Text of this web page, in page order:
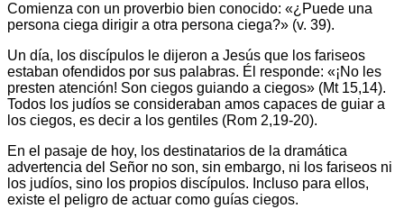
Comienza con un proverbio bien conocido: «¿Puede una
persona ciega dirigir a otra persona ciega?» (v. 39).
Un día, los discípulos le dijeron a Jesús que los fariseos
estaban ofendidos por sus palabras. Él responde: «¡No les
presten atención! Son ciegos guiando a ciegos» (Mt 15,14).
Todos los judíos se consideraban amos capaces de guiar a
los ciegos, es decir a los gentiles (Rom 2,19-20).
En el pasaje de hoy, los destinatarios de la dramática
advertencia del Señor no son, sin embargo, ni los fariseos ni
los judíos, sino los propios discípulos. Incluso para ellos,
existe el peligro de actuar como guías ciegos.